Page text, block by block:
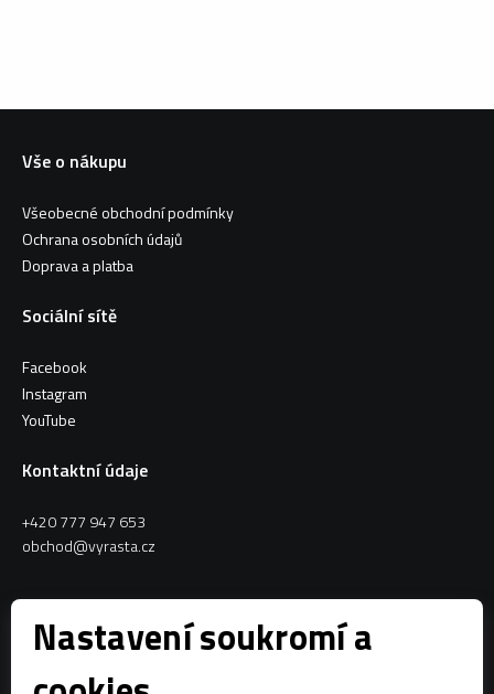
Vše o nákupu
Všeobecné obchodní podmínky
Ochrana osobních údajů
Doprava a platba
Sociální sítě
Facebook
Instagram
YouTube
Kontaktní údaje
+420 777 947 653
obchod@vyrasta.cz
Kontakty
Nastavení soukromí a